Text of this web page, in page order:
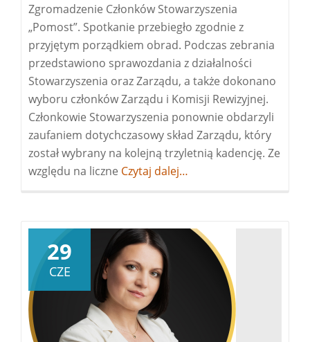
Zgromadzenie Członków Stowarzyszenia
„Pomost”. Spotkanie przebiegło zgodnie z
przyjętym porządkiem obrad. Podczas zebrania
przedstawiono sprawozdania z działalności
Stowarzyszenia oraz Zarządu, a także dokonano
wyboru członków Zarządu i Komisji Rewizyjnej.
Członkowie Stowarzyszenia ponownie obdarzyli
zaufaniem dotychczasowy skład Zarządu, który
został wybrany na kolejną trzyletnią kadencję. Ze
względu na liczne Więcej
Członków
Stowarzyszenia
„Pomost”
Czytaj dalej…
29
CZE